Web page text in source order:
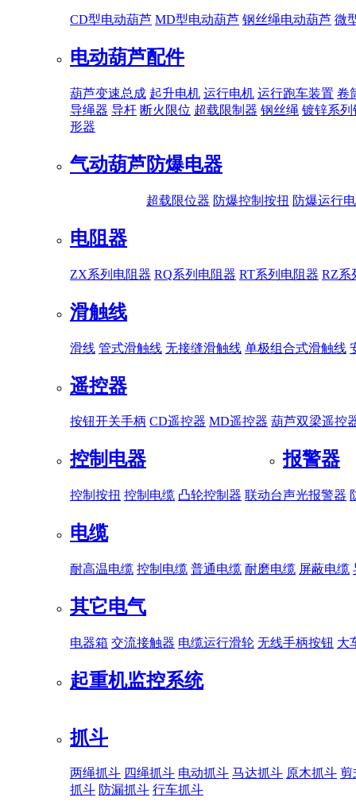
CD型电动葫芦 MD型电动葫芦 钢丝绳电动葫芦 微
电动葫芦配件
葫芦变速总成 起升电机 运行电机 运行跑车装置 卷
导绳器 导杆 断火限位 超载限制器 钢丝绳 镀锌系列
形器
气动葫芦防爆电器
超载限位器 防爆控制按扭 防爆运行
电阻器
ZX系列电阻器 RQ系列电阻器 RT系列电阻器 RZ系
滑触线
滑线 管式滑触线 无接缝滑触线 单极组合式滑触线
遥控器
按钮开关手柄 CD遥控器 MD遥控器 葫芦双梁遥控
控制电器
控制按扭 控制电缆 凸轮控制器 联动台
报警器
声光报警器
电缆
耐高温电缆 控制电缆 普通电缆 耐磨电缆 屏蔽电缆
其它电气
电器箱 交流接触器 电缆运行滑轮 无线手柄按钮 大
起重机监控系统
抓斗
两绳抓斗 四绳抓斗 电动抓斗 马达抓斗 原木抓斗 剪
抓斗 防漏抓斗 行车抓斗